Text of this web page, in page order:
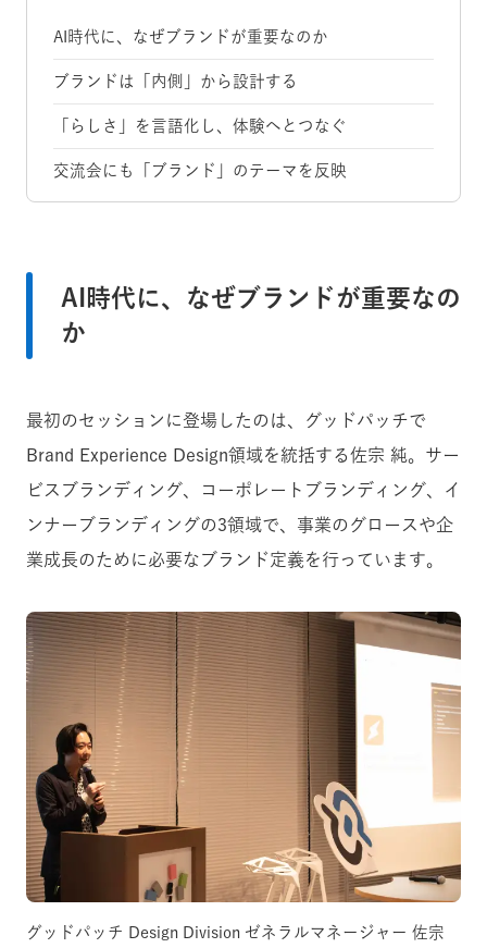
AI時代に、なぜブランドが重要なのか
ブランドは「内側」から設計する
「らしさ」を言語化し、体験へとつなぐ
交流会にも「ブランド」のテーマを反映
AI時代に、なぜブランドが重要なの
か
最初のセッションに登場したのは、グッドパッチで
Brand Experience Design領域を統括する佐宗 純。サー
ビスブランディング、コーポレートブランディング、イ
ンナーブランディングの3領域で、事業のグロースや企
業成長のために必要なブランド定義を行っています。
グッドパッチ Design Division ゼネラルマネージャー 佐宗